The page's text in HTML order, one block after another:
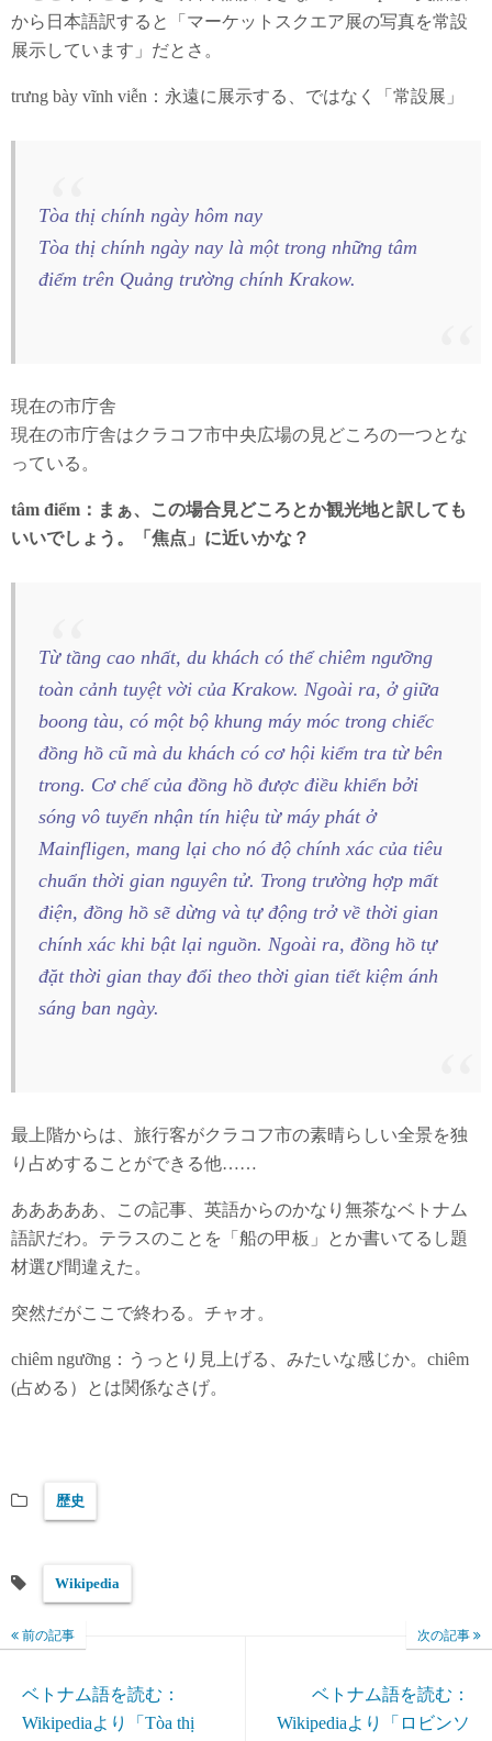
から日本語訳すると「マーケットスクエア展の写真を常設
展示しています」だとさ。
trưng bày vĩnh viễn：永遠に展示する、ではなく「常設展」
Tòa thị chính ngày hôm nay
Tòa thị chính ngày nay là một trong những tâm
điểm trên Quảng trường chính Krakow.
現在の市庁舎
現在の市庁舎はクラコフ市中央広場の見どころの一つとな
っている。
tâm điểm：まぁ、この場合見どころとか観光地と訳しても
いいでしょう。「焦点」に近いかな？
Từ tầng cao nhất, du khách có thể chiêm ngưỡng
toàn cảnh tuyệt vời của Krakow. Ngoài ra, ở giữa
boong tàu, có một bộ khung máy móc trong chiếc
đồng hồ cũ mà du khách có cơ hội kiểm tra từ bên
trong. Cơ chế của đồng hồ được điều khiển bởi
sóng vô tuyến nhận tín hiệu từ máy phát ở
Mainfligen, mang lại cho nó độ chính xác của tiêu
chuẩn thời gian nguyên tử. Trong trường hợp mất
điện, đồng hồ sẽ dừng và tự động trở về thời gian
chính xác khi bật lại nguồn. Ngoài ra, đồng hồ tự
đặt thời gian thay đổi theo thời gian tiết kiệm ánh
sáng ban ngày.
最上階からは、旅行客がクラコフ市の素晴らしい全景を独
り占めすることができる他……
あああああ、この記事、英語からのかなり無茶なベトナム
語訳だわ。テラスのことを「船の甲板」とか書いてるし題
材選び間違えた。
突然だがここで終わる。チャオ。
chiêm ngưỡng：うっとり見上げる、みたいな感じか。chiêm
(占める）とは関係なさげ。
歴史
Wikipedia
前の記事
ベトナム語を読む：
Wikipediaより「Tòa thị
次の記事
ベトナム語を読む：
Wikipediaより「ロビンソ